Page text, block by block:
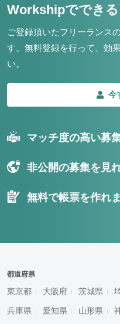
Workshipでできる
ご登録頂いたフリーランス
す。 無料登録を行って、効
い。
今
マッチ度の高い募
非公開の募集を見
無料で帳票を作れ
都道府県
東京都 大阪府 茨城県
兵庫県 愛知県 山形県